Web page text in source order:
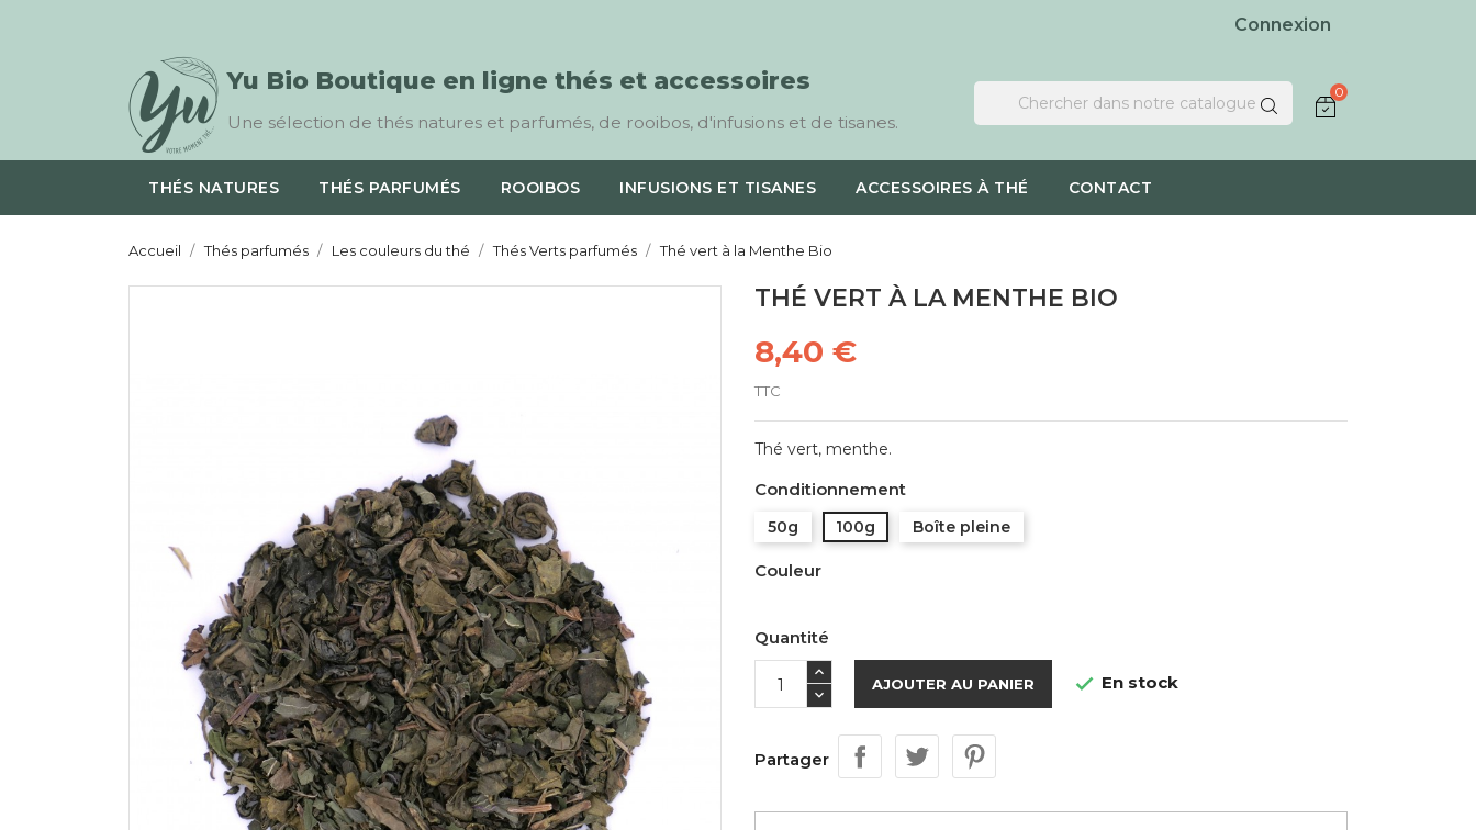
Connexion
0
Yu Bio Boutique en ligne thés et accessoires
Une sélection de thés natures et parfumés, de rooibos, d'infusions et de tisanes.
THÉS NATURES THÉS PARFUMÉS ROOIBOS INFUSIONS ET TISANES ACCESSOIRES À THÉ CONTACT
Accueil Thés parfumés Les couleurs du thé Thés Verts parfumés Thé vert à la Menthe Bio
THÉ VERT À LA MENTHE BIO
8,40 €
TTC
Thé vert, menthe.
Conditionnement
50g 100g Boîte pleine
Couleur
Quantité
AJOUTER AU PANIER  En stock
Partager